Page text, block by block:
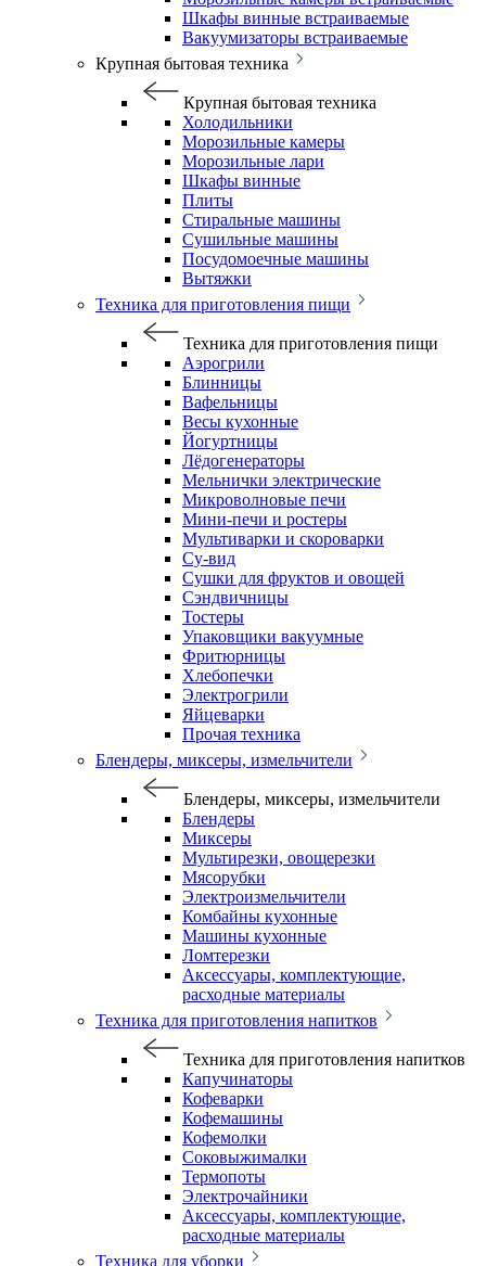
Шкафы винные встраиваемые
Вакуумизаторы встраиваемые
Крупная бытовая техника
Крупная бытовая техника
Холодильники
Морозильные камеры
Морозильные лари
Шкафы винные
Плиты
Стиральные машины
Сушильные машины
Посудомоечные машины
Вытяжки
Техника для приготовления пищи
Техника для приготовления пищи
Аэрогрили
Блинницы
Вафельницы
Весы кухонные
Йогуртницы
Лёдогенераторы
Мельнички электрические
Микроволновые печи
Мини-печи и ростеры
Мультиварки и скороварки
Су-вид
Сушки для фруктов и овощей
Сэндвичницы
Тостеры
Упаковщики вакуумные
Фритюрницы
Хлебопечки
Электрогрили
Яйцеварки
Прочая техника
Блендеры, миксеры, измельчители
Блендеры, миксеры, измельчители
Блендеры
Миксеры
Мультирезки, овощерезки
Мясорубки
Электроизмельчители
Комбайны кухонные
Машины кухонные
Ломтерезки
Аксессуары, комплектующие,
расходные материалы
Техника для приготовления напитков
Техника для приготовления напитков
Капучинаторы
Кофеварки
Кофемашины
Кофемолки
Соковыжималки
Термопоты
Электрочайники
Аксессуары, комплектующие,
расходные материалы
Техника для уборки